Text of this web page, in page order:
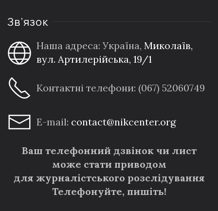
Зв’язок
Наша адреса: Україна, Миколаїв,
вул. Артилерійська, 19/1
Контактні телефони: (067) 52060749
E-mail: contact@nikcenter.org
Ваш телефонний дзвінок чи лист
може стати приводом
для журналістського розслідування
Телефонуйте, пишіть!